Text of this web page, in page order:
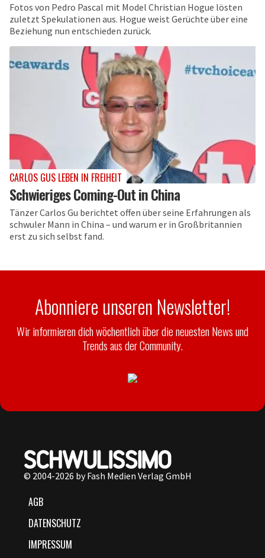
Fotos von Pedro Pascal mit Model Christian Hogue lösten
zuletzt Spekulationen aus. Hogue weist Gerüchte über eine
Beziehung nun entschieden zurück.
CARLOS GUS LEBEN IN FREIHEIT
Schwieriges Coming-Out in China
Tänzer Carlos Gu berichtet offen über seine Erfahrungen als
schwuler Mann in China – und warum er in Großbritannien
erst zu sich selbst fand.
Abonniere unseren Newsletter!
Wir informieren dich wöchentlich über die neuesten News und
Trends aus der Community.
© 2004-2026 by Fash Medien Verlag GmbH
AGB
DATENSCHUTZ
IMPRESSUM